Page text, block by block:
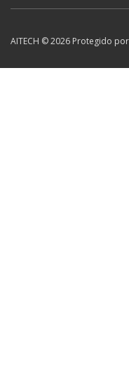
AITECH © 2026 Protegido